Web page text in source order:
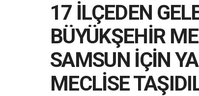
17 İLÇEDEN
BÜYÜKŞEHİR
SAMSUN İÇİN
MECLİSE